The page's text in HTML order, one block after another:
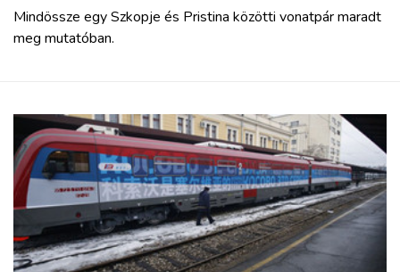
Mindössze egy Szkopje és Pristina közötti vonatpár maradt
meg mutatóban.